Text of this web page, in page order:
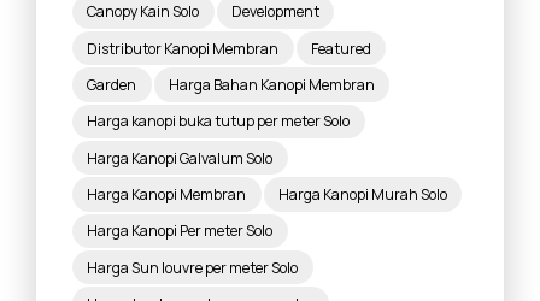
Canopy Kain Solo
Development
Distributor Kanopi Membran
Featured
Garden
Harga Bahan Kanopi Membran
Harga kanopi buka tutup per meter Solo
Harga Kanopi Galvalum Solo
Harga Kanopi Membran
Harga Kanopi Murah Solo
Harga Kanopi Per meter Solo
Harga Sun louvre per meter Solo